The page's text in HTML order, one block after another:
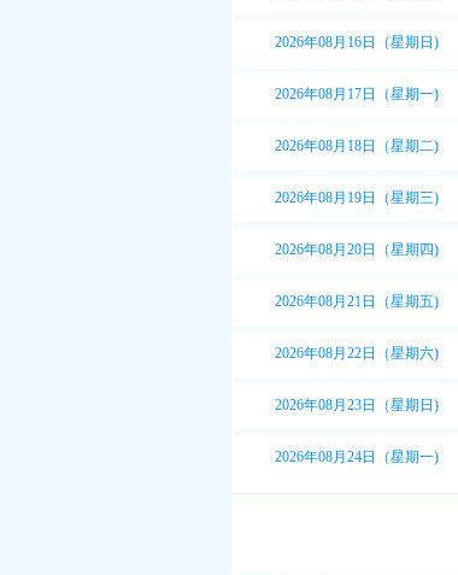
2026年08月16日（星期日)
2026年08月17日（星期一)
2026年08月18日（星期二)
2026年08月19日（星期三)
2026年08月20日（星期四)
2026年08月21日（星期五)
2026年08月22日（星期六)
2026年08月23日（星期日)
2026年08月24日（星期一)